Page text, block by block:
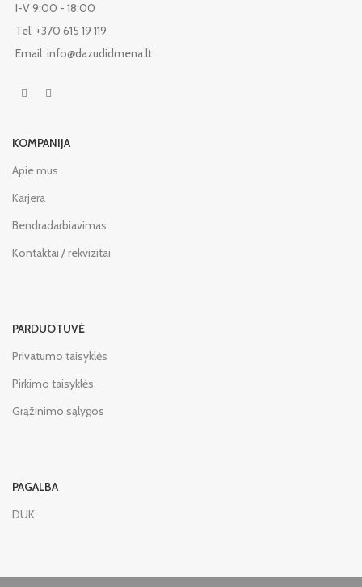
I-V 9:00 - 18:00
Tel: +370 615 19 119
Email: info@dazudidmena.lt
KOMPANIJA
Apie mus
Karjera
Bendradarbiavimas
Kontaktai / rekvizitai
PARDUOTUVĖ
Privatumo taisyklės
Pirkimo taisyklės
Grąžinimo sąlygos
PAGALBA
DUK